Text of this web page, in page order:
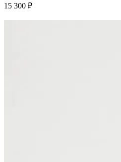
15 300 ₽